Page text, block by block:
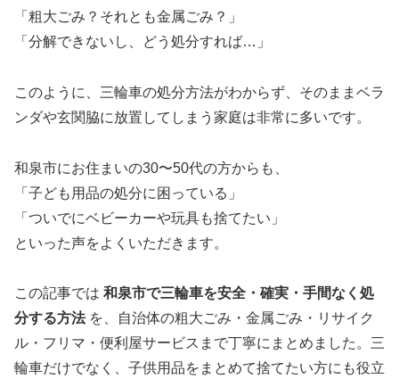
「粗大ごみ？それとも金属ごみ？」
「分解できないし、どう処分すれば…」
このように、三輪車の処分方法がわからず、そのままベラ
ンダや玄関脇に放置してしまう家庭は非常に多いです。
和泉市にお住まいの30〜50代の方からも、
「子ども用品の処分に困っている」
「ついでにベビーカーや玩具も捨てたい」
といった声をよくいただきます。
この記事では 和泉市で三輪車を安全・確実・手間なく処
分する方法を、自治体の粗大ごみ・金属ごみ・リサイク
ル・フリマ・便利屋サービスまで丁寧にまとめました。三
輪車だけでなく、子供用品をまとめて捨てたい方にも役立